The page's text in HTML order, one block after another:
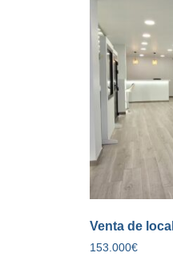
Venta de
153.000€